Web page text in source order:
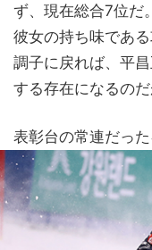
ず、現在総合7位だ
彼女の持ち味であ
調子に戻れば、平
する存在になるの
表彰台の常連だっ